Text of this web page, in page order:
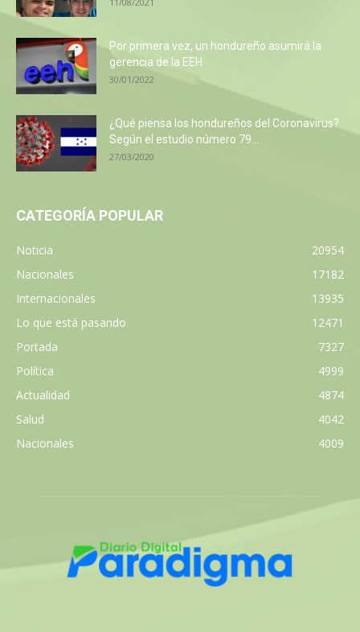
Por primera vez, un hondureño asumirá la
gerencia de la EEH
30/01/2022
¿Qué piensa los hondureños del Coronavirus?
Según el estudio número 79...
27/03/2020
CATEGORÍA POPULAR
Noticia
20954
Nacionales
17182
Internacionales
13935
Lo que está pasando
12471
Portada
7327
Política
4999
Actualidad
4874
Salud
4042
Nacionales
4009